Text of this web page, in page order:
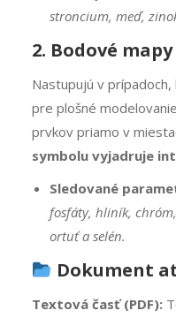
stroncium, meď,
2. Bodové mapy
Nastupujú v
pre plošné
prvkov priamo v
symbolu vyjadruje
Sledované
fosfáty, hliník,
ortuť a selén.
Dokument
Textová časť (PDF):